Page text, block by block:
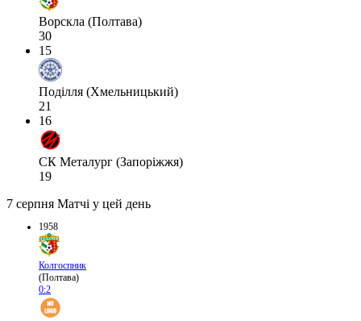
Ворскла (Полтава)
30
15
Поділля (Хмельницький)
21
16
СК Металург (Запоріжжя)
19
7 серпня Матчі у цей день
1958
Колгоспник
(Полтава)
0:2